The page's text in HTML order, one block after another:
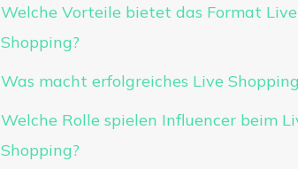
Welche Vorteile bietet das Format Live
Shopping?
Was macht erfolgreiches Live
Welche Rolle spielen Influencer beim
Shopping?